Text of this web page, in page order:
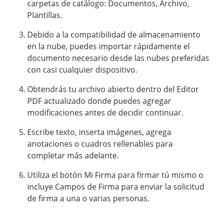
carpetas de catálogo: Documentos, Archivo,
Plantillas.
Debido a la compatibilidad de almacenamiento
en la nube, puedes importar rápidamente el
documento necesario desde las nubes preferidas
con casi cualquier dispositivo.
Obtendrás tu archivo abierto dentro del Editor
PDF actualizado donde puedes agregar
modificaciones antes de decidir continuar.
Escribe texto, inserta imágenes, agrega
anotaciones o cuadros rellenables para
completar más adelante.
Utiliza el botón Mi Firma para firmar tú mismo o
incluye Campos de Firma para enviar la solicitud
de firma a una o varias personas.